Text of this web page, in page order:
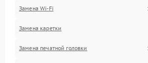
Замена Wi-Fi
Замена каретки
Замена печатной головки